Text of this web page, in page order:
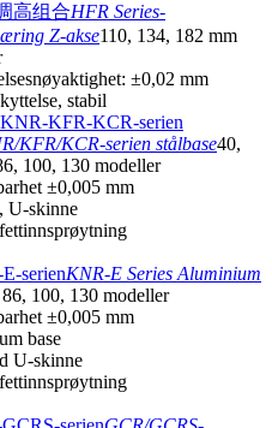
HFR Series-
Z-akse110, 134, 182 mm
±0,02 mm
stabil
KFR/KCR-serien stålbase40,
100, 130 modeller
±0,005 mm
U-skinne
KNR-E Series Aluminium
100, 130 modeller
±0,005 mm
base
U-skinne